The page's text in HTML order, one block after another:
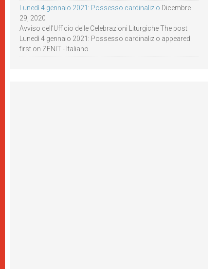
Lunedì 4 gennaio 2021: Possesso cardinalizio Dicembre
29, 2020
Avviso dell’Ufficio delle Celebrazioni Liturgiche The post
Lunedì 4 gennaio 2021: Possesso cardinalizio appeared
first on ZENIT - Italiano.